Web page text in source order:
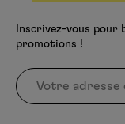
Inscrivez-vous pour
promotions !